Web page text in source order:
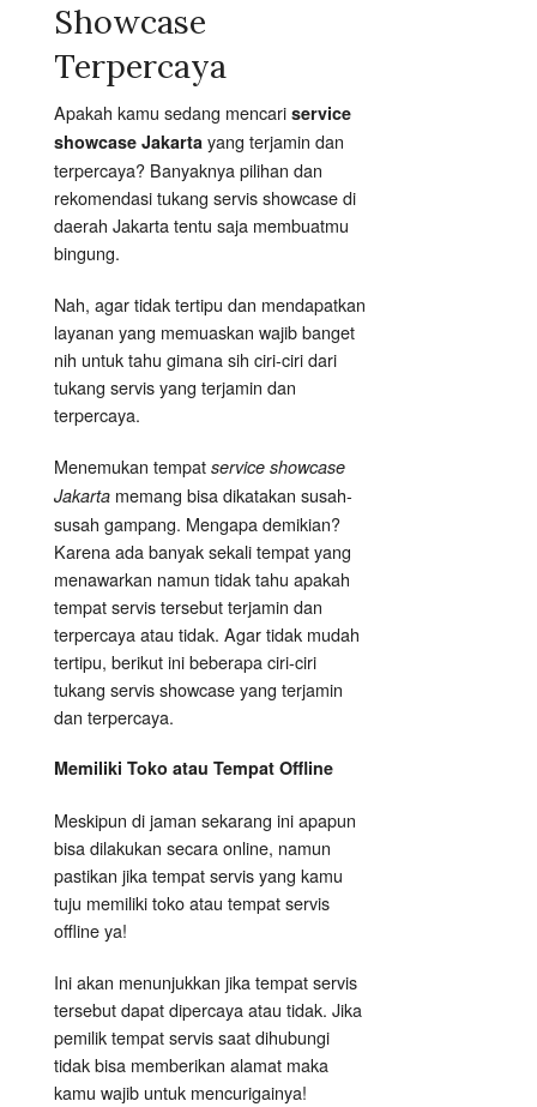
Showcase
Terpercaya
Apakah kamu sedang mencari service
showcase Jakarta yang terjamin dan
terpercaya? Banyaknya pilihan dan
rekomendasi tukang servis showcase di
daerah Jakarta tentu saja membuatmu
bingung.
Nah, agar tidak tertipu dan mendapatkan
layanan yang memuaskan wajib banget
nih untuk tahu gimana sih ciri-ciri dari
tukang servis yang terjamin dan
terpercaya.
Menemukan tempat service showcase
Jakarta memang bisa dikatakan susah-
susah gampang. Mengapa demikian?
Karena ada banyak sekali tempat yang
menawarkan namun tidak tahu apakah
tempat servis tersebut terjamin dan
terpercaya atau tidak. Agar tidak mudah
tertipu, berikut ini beberapa ciri-ciri
tukang servis showcase yang terjamin
dan terpercaya.
Memiliki Toko atau Tempat Offline
Meskipun di jaman sekarang ini apapun
bisa dilakukan secara online, namun
pastikan jika tempat servis yang kamu
tuju memiliki toko atau tempat servis
offline ya!
Ini akan menunjukkan jika tempat servis
tersebut dapat dipercaya atau tidak. Jika
pemilik tempat servis saat dihubungi
tidak bisa memberikan alamat maka
kamu wajib untuk mencurigainya!